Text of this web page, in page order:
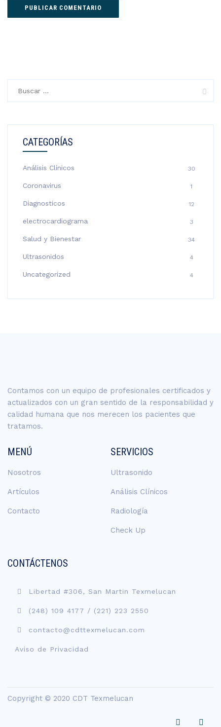
CATEGORÍAS
Análisis Clínicos 30
Coronavirus 1
Diagnosticos 12
electrocardiograma 3
Salud y Bienestar 34
Ultrasonidos 4
Uncategorized 4
Contamos con un equipo de profesionales certificados y
actualizados con un gran sentido de la responsabilidad y
calidad humana que nos merecen los pacientes que
tratamos.
MENÚ
Nosotros
Artículos
Contacto
SERVICIOS
Ultrasonido
Análisis Clínicos
Radiología
Check Up
CONTÁCTENOS
Libertad #306, San Martin Texmelucan
(248) 109 4177 / (221) 223 2550
contacto@cdttexmelucan.com
Aviso de Privacidad
Copyright © 2020 CDT Texmelucan